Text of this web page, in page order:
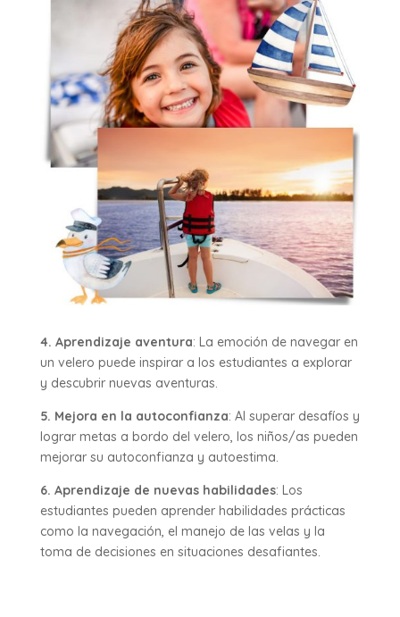
4. Aprendizaje aventura: La emoción de navegar en
un velero puede inspirar a los estudiantes a explorar
y descubrir nuevas aventuras.
5. Mejora en la autoconfianza: Al superar desafíos y
lograr metas a bordo del velero, los niños/as pueden
mejorar su autoconfianza y autoestima.
6. Aprendizaje de nuevas habilidades: Los
estudiantes pueden aprender habilidades prácticas
como la navegación, el manejo de las velas y la
toma de decisiones en situaciones desafiantes.